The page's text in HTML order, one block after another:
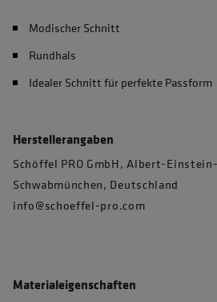
Modischer Schnitt
Rundhals
Idealer Schnitt für perfekte Passform
Herstellerangaben
Schöffel PRO GmbH, Albert-
Schwabmünchen, Deutschland
info@schoeffel-pro.com
Materialeigenschaften